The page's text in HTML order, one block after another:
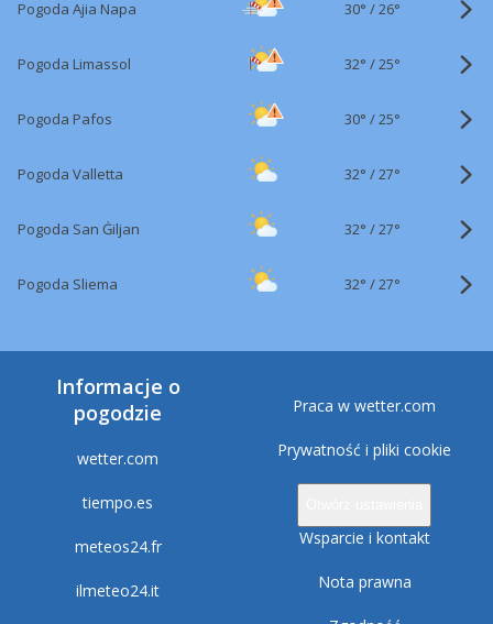
Pogoda Ajia Napa 30° /26°
Pogoda Limassol 32° /25°
Pogoda Pafos 30° /25°
Pogoda Valletta 32° /27°
Pogoda San Ġiljan 32° /27°
Pogoda Sliema 32° /27°
Informacje o
pogodzie
wetter.com
tiempo.es
meteos24.fr
ilmeteo24.it
Praca w wetter.com
Prywatność i pliki cookie
Wsparcie i kontakt
Nota prawna